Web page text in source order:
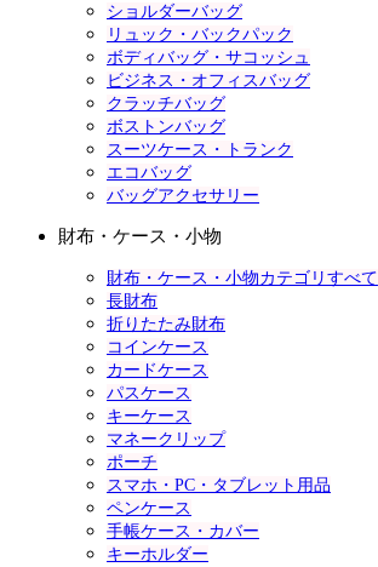
ショルダーバッグ
リュック・バックパック
ボディバッグ・サコッシュ
ビジネス・オフィスバッグ
クラッチバッグ
ボストンバッグ
スーツケース・トランク
エコバッグ
バッグアクセサリー
財布・ケース・小物
財布・ケース・小物カテゴリすべて
長財布
折りたたみ財布
コインケース
カードケース
パスケース
キーケース
マネークリップ
ポーチ
スマホ・PC・タブレット用品
ペンケース
手帳ケース・カバー
キーホルダー